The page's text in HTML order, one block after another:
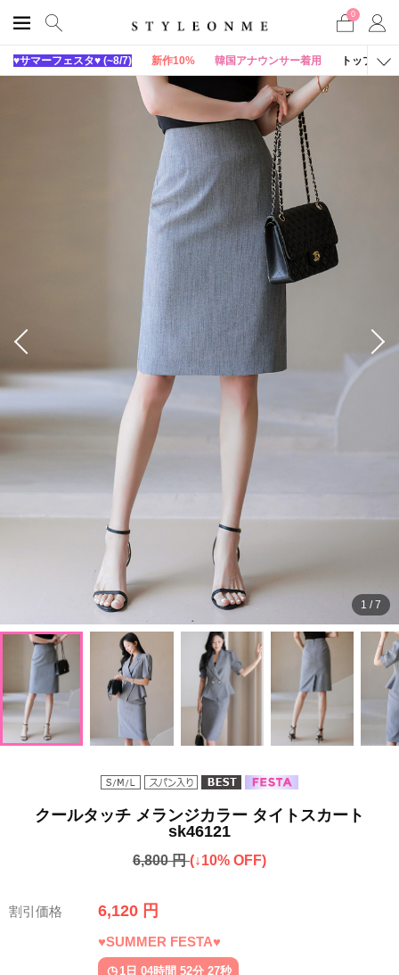
0
♥サマーフェスタ♥ (~8/7) 新作10% 韓国アナウンサー着用 トップス
1 /7
クールタッチ メランジカラー タイトスカート
sk46121
6,800 円(↓10% OFF)
割引価格 6,120 円
♥SUMMER FESTA♥
1日 04時間 52分 23秒